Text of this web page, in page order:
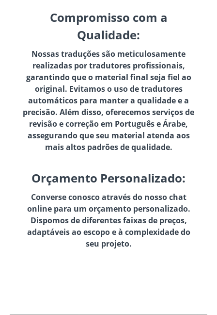
Compromisso com a
Qualidade:
Nossas traduções são meticulosamente
realizadas por tradutores profissionais,
garantindo que o material final seja fiel ao
original. Evitamos o uso de tradutores
automáticos para manter a qualidade e a
precisão. Além disso, oferecemos serviços de
revisão e correção em Português e Árabe,
assegurando que seu material atenda aos
mais altos padrões de qualidade.
Orçamento Personalizado:
Converse conosco através do nosso chat
online para um orçamento personalizado.
Dispomos de diferentes faixas de preços,
adaptáveis ao escopo e à complexidade do
seu projeto.